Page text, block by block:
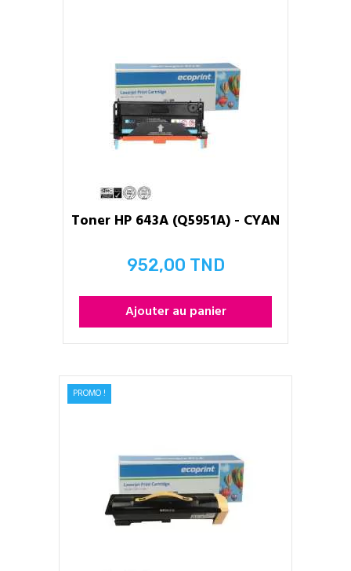
Toner HP 643A (Q5951A) - CYAN
Prix
952,00 TND
Ajouter au panier
PROMO !